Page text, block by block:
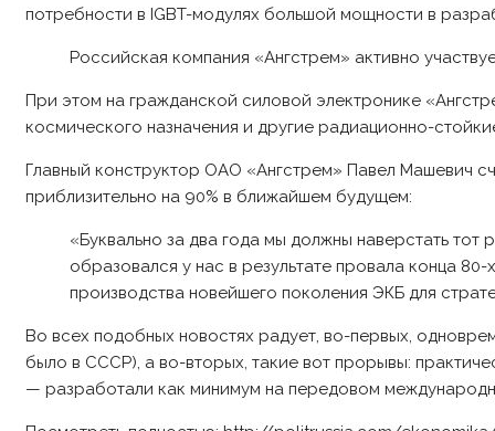
потребности в IGBT-модулях большой мощности в
Российская компания «Ангстрем» активно
При этом на гражданской силовой электронике
космического назначения и другие радиационно-
Главный конструктор ОАО «Ангстрем» Павел Машевич
приблизительно на 90% в ближайшем будущем:
«Буквально за два года мы должны наверстать
образовался у нас в результате провала конца
производства новейшего поколения ЭКБ для
Во всех подобных новостях радует, во-первых,
было в СССР), а во-вторых, такие вот прорывы:
— разработали как минимум на передовом